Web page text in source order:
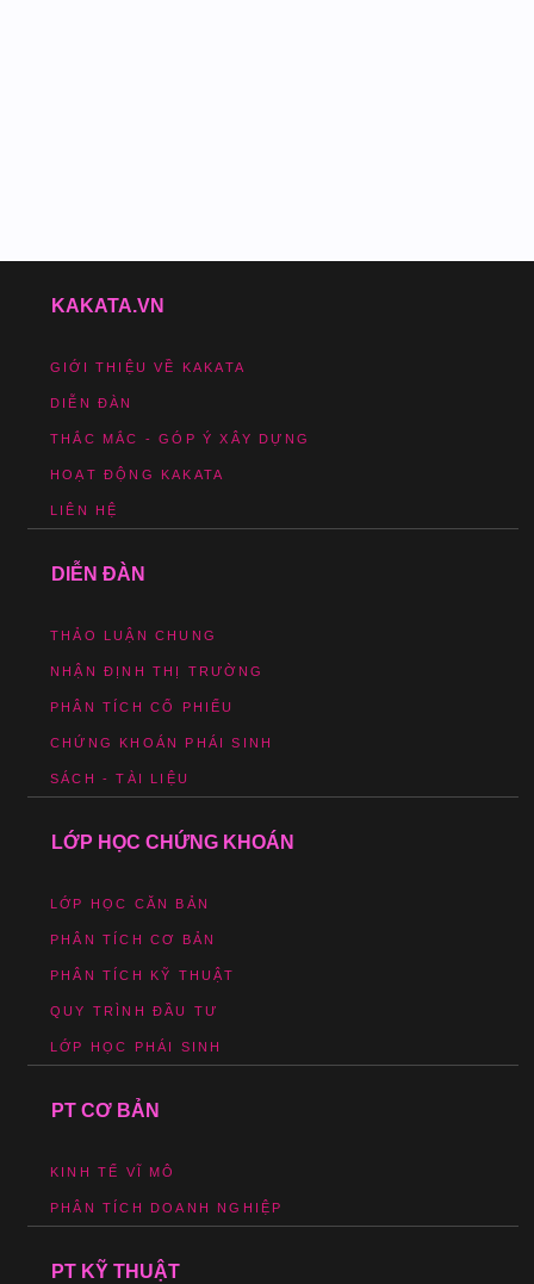
KAKATA.VN
GIỚI THIỆU VỀ KAKATA
DIỄN ĐÀN
THẮC MẮC - GÓP Ý XÂY DỰNG
HOẠT ĐỘNG KAKATA
LIÊN HỆ
DIỄN ĐÀN
THẢO LUẬN CHUNG
NHẬN ĐỊNH THỊ TRƯỜNG
PHÂN TÍCH CỔ PHIẾU
CHỨNG KHOÁN PHÁI SINH
SÁCH - TÀI LIỆU
LỚP HỌC CHỨNG KHOÁN
LỚP HỌC CĂN BẢN
PHÂN TÍCH CƠ BẢN
PHÂN TÍCH KỸ THUẬT
QUY TRÌNH ĐẦU TƯ
LỚP HỌC PHÁI SINH
PT CƠ BẢN
KINH TẾ VĨ MÔ
PHÂN TÍCH DOANH NGHIỆP
PT KỸ THUẬT